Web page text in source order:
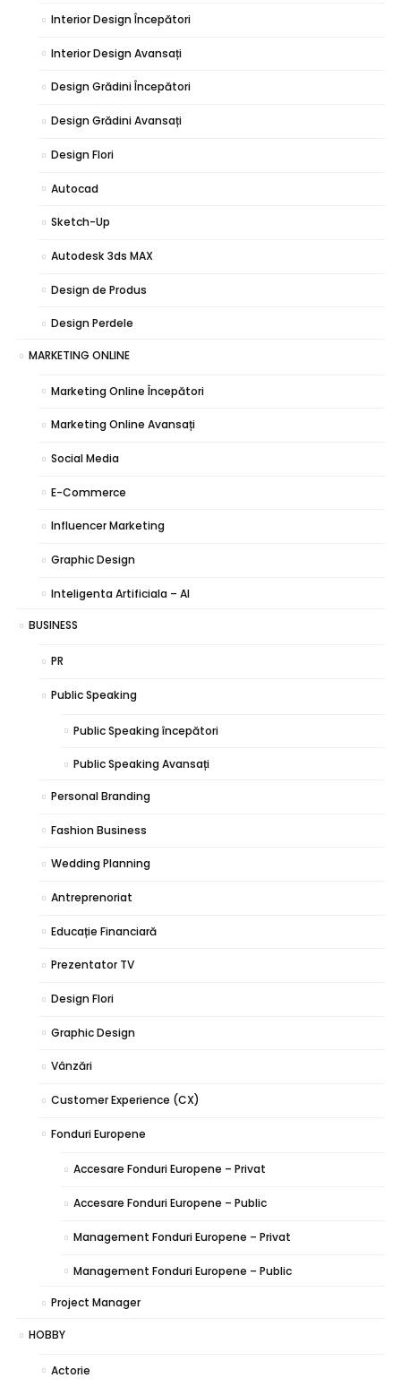
Interior Design Începători
Interior Design Avansați
Design Grădini Începători
Design Grădini Avansați
Design Flori
Autocad
Sketch-Up
Autodesk 3ds MAX
Design de Produs
Design Perdele
MARKETING ONLINE
Marketing Online Începători
Marketing Online Avansați
Social Media
E-Commerce
Influencer Marketing
Graphic Design
Inteligenta Artificiala – AI
BUSINESS
PR
Public Speaking
Public Speaking începători
Public Speaking Avansați
Personal Branding
Fashion Business
Wedding Planning
Antreprenoriat
Educație Financiară
Prezentator TV
Design Flori
Graphic Design
Vânzări
Customer Experience (CX)
Fonduri Europene
Accesare Fonduri Europene – Privat
Accesare Fonduri Europene – Public
Management Fonduri Europene – Privat
Management Fonduri Europene – Public
Project Manager
HOBBY
Actorie